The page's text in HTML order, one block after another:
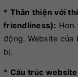
* Thân thiện với
friendliness): Hơn
động. Website
bị.
* Cấu trúc website